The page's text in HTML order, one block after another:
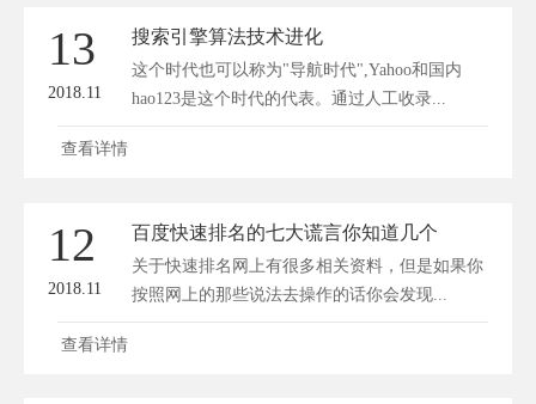
13
2018.11
搜索引擎算法技术进化
这个时代也可以称为"导航时代",Yahoo和国内
hao123是这个时代的代表。通过人工收录...
查看详情
12
2018.11
百度快速排名的七大谎言你知道几个
关于快速排名网上有很多相关资料，但是如果你
按照网上的那些说法去操作的话你会发现...
查看详情